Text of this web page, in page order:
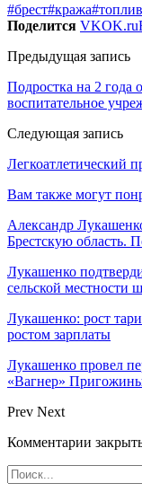
#брест#кража
Поделится VKOK.ru
Предыдущая запись
Подростка на 2 года
воспитательное
Следующая запись
Легкоатлетический
Вам также могут
Александр
Брестскую область.
Лукашенко
сельской
Лукашенко: рост
ростом зарплаты
Лукашенко провел
«Вагнер»
Prev Next
Комментарии